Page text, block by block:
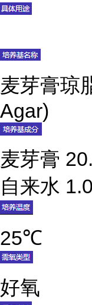
麦芽膏琼
Agar)
麦芽膏
自来水
25℃
好氧